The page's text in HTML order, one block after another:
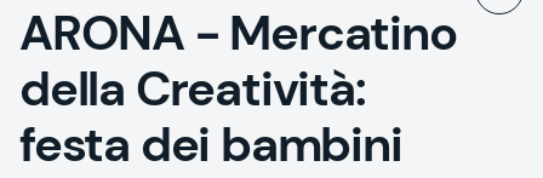
ARONA - Mercatino
della Creatività:
festa dei bambini